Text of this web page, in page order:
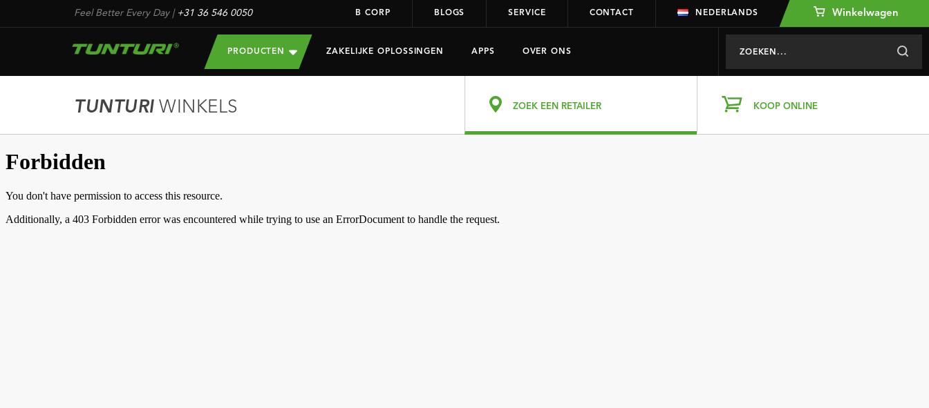
Feel Better Every Day| +31 36 546 0050 B CORP BLOGS SERVICE CONTACT NEDERLANDS Winkelwagen
PRODUCTEN ZAKELIJKE OPLOSSINGEN APPS OVER ONS
TUNTURIWINKELS ZOEK EEN RETAILER KOOP ONLINE